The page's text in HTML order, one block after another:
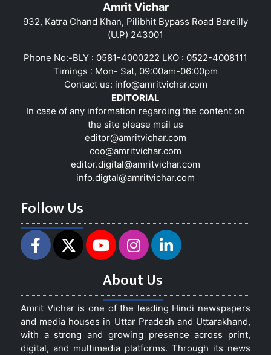
Amrit Vichar
932, Katra Chand Khan, Pilibhit Bypass Road Bareilly
(U.P) 243001
Phone No:-BLY : 0581-4000222 LKO : 0522-4008111
Timings : Mon- Sat, 09:00am-06:00pm
Contact us: info@amritvichar.com
EDITORIAL
In case of any information regarding the content on
the site please mail us
editor@amritvichar.com
coo@amritvichar.com
editor.digital@amritvichar.com
info.digtal@amritvichar.com
Follow Us
About Us
Amrit Vichar is one of the leading Hindi newspapers
and media houses in Uttar Pradesh and Uttarakhand,
with a strong and growing presence across print,
digital, and multimedia platforms. Through its news